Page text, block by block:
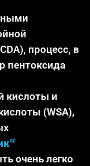
процесс, в
пентоксида
кислоты и
(WSA),
®
очень легко